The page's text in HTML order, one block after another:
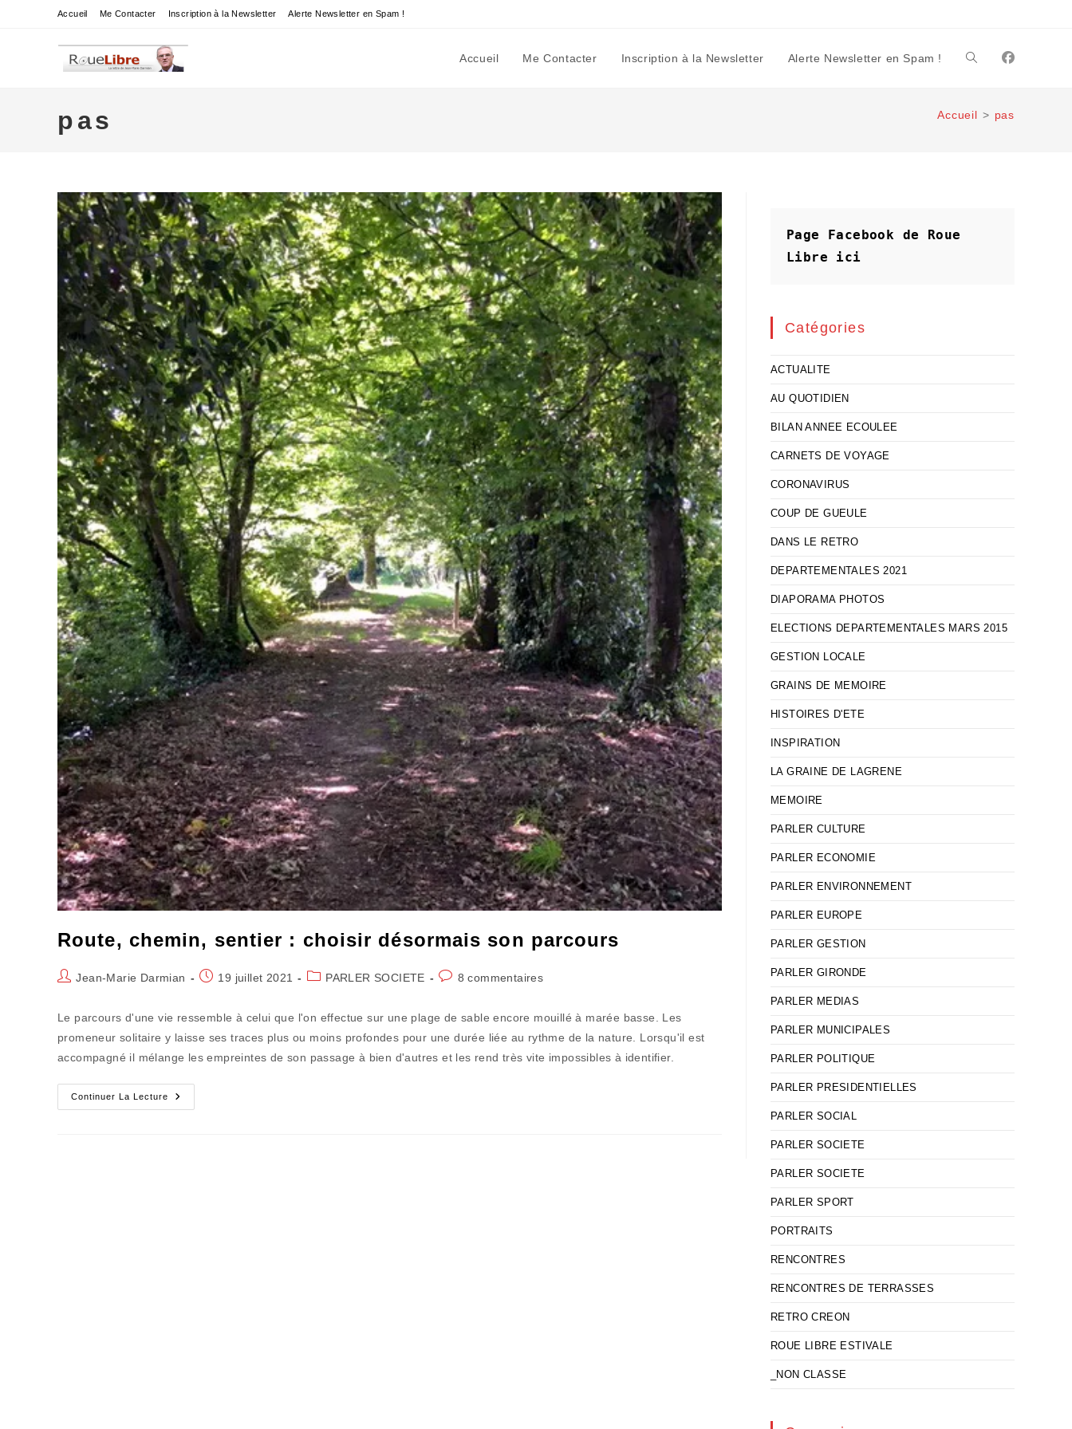
Accueil Me Contacter Inscription à la Newsletter Alerte Newsletter en Spam !
Accueil Me Contacter Inscription à la Newsletter Alerte Newsletter en Spam ! Toggle
website
pas Accueil > pas
Route, chemin, sentier : choisir désormais son parcours
Auteur/autrice
publication :
Jean-Marie Darmian
Publication
19 juillet 2021
PostPARLER SOCIETE
Commentaires
8 commentaires
Le parcours d'une vie ressemble à celui que l'on effectue sur une plage de sable encore mouillé à marée basse. Les
promeneur solitaire y laisse ses traces plus ou moins profondes pour une durée liée au rythme de la nature. Lorsqu'il est
accompagné il mélange les empreintes de son passage à bien d'autres et les rend très vite impossibles à identifier.
Continuer La Lecture
Route,
Chemin,
Page Facebook de Roue
Libre
ici
Catégories
ACTUALITE
AU QUOTIDIEN
BILAN ANNEE ECOULEE
CARNETS DE VOYAGE
CORONAVIRUS
COUP DE GUEULE
DANS LE RETRO
DEPARTEMENTALES 2021
DIAPORAMA PHOTOS
ELECTIONS DEPARTEMENTALES MARS 2015
GESTION LOCALE
GRAINS DE MEMOIRE
HISTOIRES D'ETE
INSPIRATION
LA GRAINE DE LAGRENE
MEMOIRE
PARLER CULTURE
PARLER ECONOMIE
PARLER ENVIRONNEMENT
PARLER EUROPE
PARLER GESTION
PARLER GIRONDE
PARLER MEDIAS
PARLER MUNICIPALES
PARLER POLITIQUE
PARLER PRESIDENTIELLES
PARLER SOCIAL
PARLER SOCIETE
PARLER SOCIETE
PARLER SPORT
PORTRAITS
RENCONTRES
RENCONTRES DE TERRASSES
RETRO CREON
ROUE LIBRE ESTIVALE
_NON CLASSE